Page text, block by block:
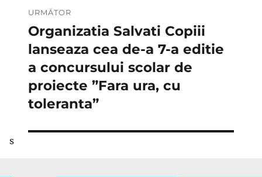
URMĂTOR
Articolul
următor:
Organizatia Salvati Copiii
lanseaza cea de-a 7-a editie
a concursului scolar de
proiecte ”Fara ura, cu
toleranta”
s